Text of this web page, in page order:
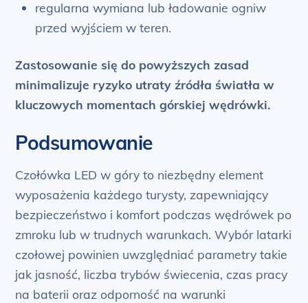
regularna wymiana lub ładowanie ogniw
przed wyjściem w teren.
Zastosowanie się do powyższych zasad
minimalizuje ryzyko utraty źródła światła w
kluczowych momentach górskiej wędrówki.
Podsumowanie
Czołówka LED w góry to niezbędny element
wyposażenia każdego turysty, zapewniający
bezpieczeństwo i komfort podczas wędrówek po
zmroku lub w trudnych warunkach. Wybór latarki
czołowej powinien uwzględniać parametry takie
jak jasność, liczba trybów świecenia, czas pracy
na baterii oraz odporność na warunki